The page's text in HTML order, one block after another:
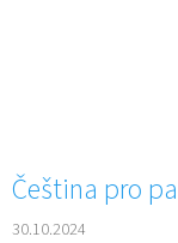
Čeština pro
30.10.2024